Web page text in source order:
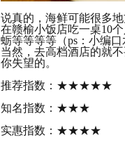
说真的，海鲜可能很多
在赣榆小饭店吃一桌10
蛎等等等等（ps：小编
当然，去高档酒店的就
你失望的。
推荐指数：★★★★★
知名指数：★★★
实惠指数：★★★★